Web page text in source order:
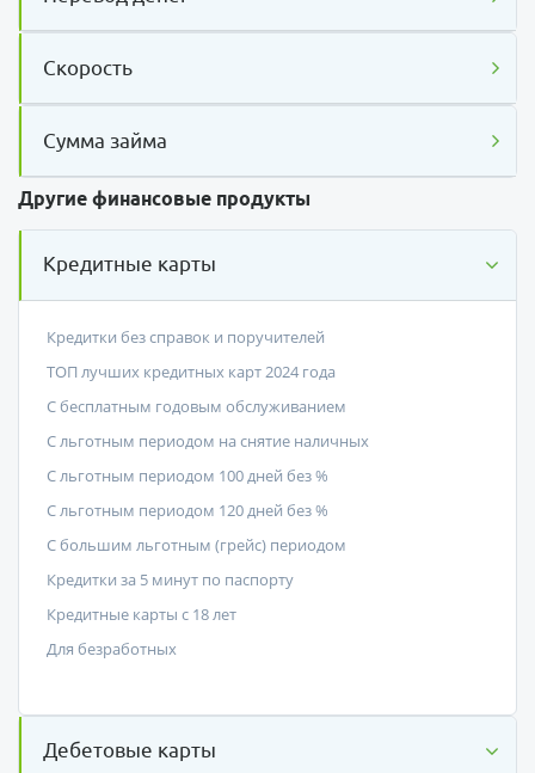
Скорость
Сумма займа
Другие финансовые продукты
Кредитные карты
Кредитки без справок и поручителей
ТОП лучших кредитных карт 2024 года
С бесплатным годовым обслуживанием
С льготным периодом на снятие наличных
С льготным периодом 100 дней без %
С льготным периодом 120 дней без %
С большим льготным (грейс) периодом
Кредитки за 5 минут по паспорту
Кредитные карты с 18 лет
Для безработных
Дебетовые карты